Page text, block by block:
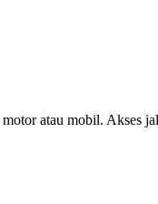
atau mobil. Akses